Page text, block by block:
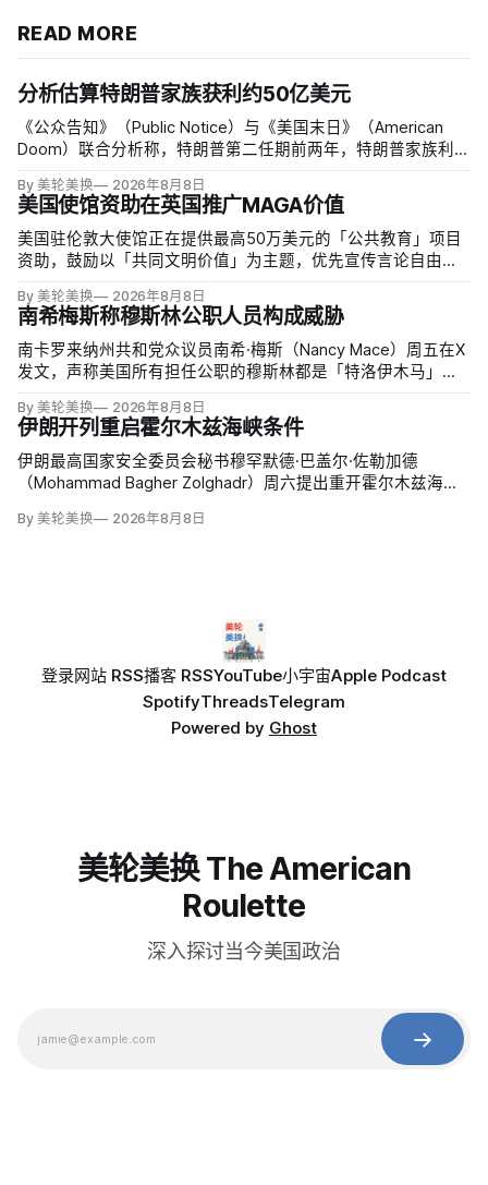
READ MORE
分析估算特朗普家族获利约50亿美元
《公众告知》（Public Notice）与《美国末日》（American
Doom）联合分析称，特朗普第二任期前两年，特朗普家族利润
22.5亿美元、外国授权业务2025年收入6100万美元；
By 美轮美换 2026年8月8日
美国使馆资助在英国推广MAGA价值
美国驻伦敦大使馆正在提供最高50万美元的「公共教育」项目
资助，鼓励以「共同文明价值」为主题，优先宣传言论自由、
念。英国自由民主党议员丽莎·斯玛特（Lisa Smart）指责特朗
普政府用「MAGA资金」干预英国民主；
By 美轮美换 2026年8月8日
南希梅斯称穆斯林公职人员构成威胁
南卡罗来纳州共和党众议员南希·梅斯（Nancy Mace）周五在X
发文，声称美国所有担任公职的穆斯林都是「特洛伊木马」，
默」。截至浏览器核验时，这条帖子获得约440万次浏览、6.2
万次点赞、1万次转发和7800条回复。
By 美轮美换 2026年8月8日
伊朗开列重启霍尔木兹海峡条件
伊朗最高国家安全委员会秘书穆罕默德·巴盖尔·佐勒加德
（Mohammad Bagher Zolghadr）周六提出重开霍尔木兹海峡
支付战争赔偿、释放被冻结资产，并停止攻击伊朗地区盟友及
By 美轮美换 2026年8月8日
登录网站 RSS播客 RSSYouTube小宇宙Apple Podcast
SpotifyThreadsTelegram
Powered by Ghost
美轮美换 The American
Roulette
深入探讨当今美国政治